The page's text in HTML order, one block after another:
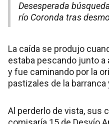
Desesperada
río Coronda tras
La caída se produjo
estaba pescando junto a
y fue caminando por la
pastizales de la barranca
Al perderlo de vista, sus